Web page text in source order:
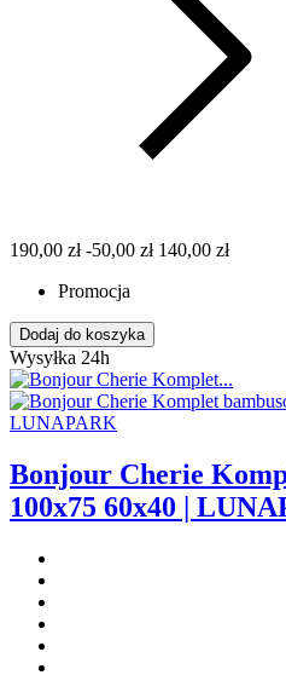
190,00 zł -50,00 zł 140,00 zł
Promocja
Dodaj do koszyka
Wysyłka 24h
Bonjour Cherie
100x75 60x40 |